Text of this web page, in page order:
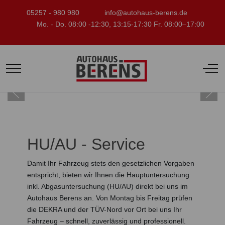
05257 - 980 980
info@autohaus-berens.de
Mo. - Do. 08:00 -12:30, 13:15-17:30 Fr. 08:00–17:00
Mobile Menu Toggle Off-
HU/AU - Service
Damit Ihr Fahrzeug stets den gesetzlichen Vorgaben
entspricht, bieten wir Ihnen die Hauptuntersuchung
inkl. Abgasuntersuchung (HU/AU) direkt bei uns im
Autohaus Berens an. Von Montag bis Freitag prüfen
die DEKRA und der TÜV-Nord vor Ort bei uns Ihr
Fahrzeug – schnell, zuverlässig und professionell.